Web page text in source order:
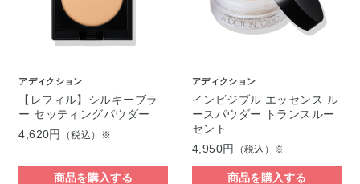
アディクション
【レフィル】シルキーブラ
ー セッティングパウダー
4,620円
（税込）※
商品を購入する
アディクション
インビジブル エッセンス ル
ースパウダー トランスルー
セント
4,950円
（税込）※
商品を購入する